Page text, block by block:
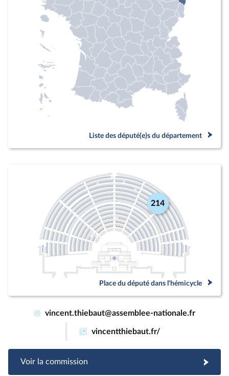
Liste des député(e)s du département
214
Place du député dans l'hémicycle
@ vincent.thiebaut@assemblee-nationale.fr
vincentthiebaut.fr/
Voir la commission